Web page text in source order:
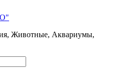
Животные, Аквариумы,